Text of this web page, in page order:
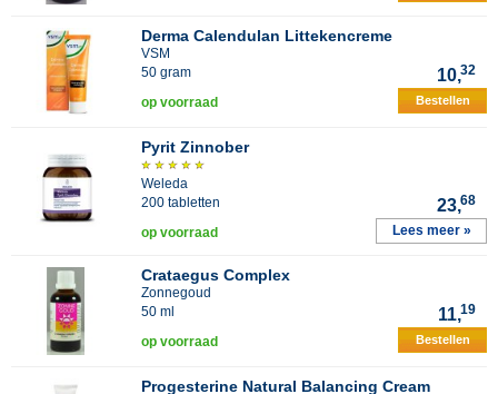
Derma Calendulan Littekencreme
VSM
50 gram
10,32
op voorraad Bestellen
Pyrit Zinnober
Weleda
200 tabletten
23,68
op voorraad Lees meer »
Crataegus Complex
Zonnegoud
50 ml
11,19
op voorraad Bestellen
Progesterine Natural Balancing Cream